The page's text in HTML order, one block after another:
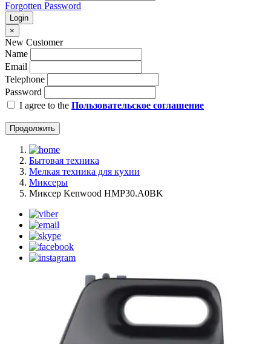
Forgotten Password
Login
×
New Customer
Name
Email
Telephone
Password
I agree to the Пользовательское соглашение
Продолжить
Бытовая техника
Мелкая техника для кухни
Миксеры
Миксер Kenwood HMP30.A0BK